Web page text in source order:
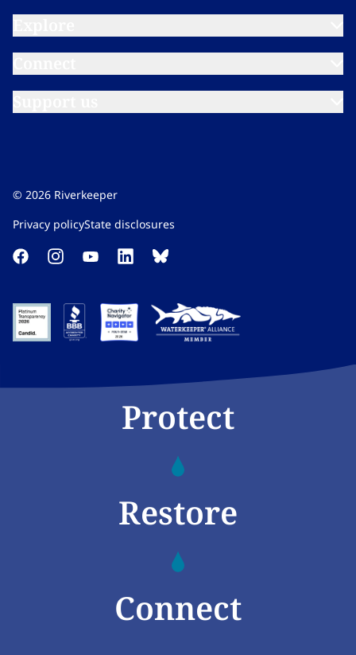
© 2026 Riverkeeper
Privacy policy​​​​‌ ‍ ​‍​‍‌‍ ‌ ​‍‌‍‍‌‌‍‌ ‌‍‍‌‌‍ ‍​‍​‍​ ‍‍​‍​‍‌ ​ ‌‍​‌‌‍ ‍‌‍‍‌‌ ‌​‌ ‍‌​‍ ‍‌‍‍‌‌‍ ​‍​‍​‍ ​​‍​‍‌‍‍​‌ ​‍‌‍‌‌‌‍‌‍​‍​‍​ ‍‍​‍​‍‌‍‍​‌ ‌​‌ ‌​‌ ​​‌ ​ ​ ‍‍​‍ ​‍ ‌‍​ ‌‍ ‌‌ ​ ​‍ ‍‌‍ ‌‌‍​‌‌‍‍‌‌‍ ‍​‍ ‍​ ​‍​ ​​​ ​‍​ ‌​‌ ​‍‌‍‌‌‌‍‌​‌‍‌‌‌ ​ ‌‍‍‌‌‍‌ ‌‍ ‍​‍ ‍‌ ​‍‌‍‍‌‌ ‌‍‌‍‌‌‌ ​‍‌‍‍ ‌‍‌‌‌‍‌‌‌ ​​‌‍‌‌‌ ​‍​‍ ‍‌‍ ‌ ​‍‌‍‌ ​‍ ‌‍‍‌‌‍ ‍‌ ‌​‌‍‌‌‌‍ ‍‌ ‌​​‍ ‌‍‌‌‌‍‌​‌‍‍‌‌ ‌​​‍ ‌‍ ‌‌‍ ‌‍‌​‌‍‌‌​ ‌‌ ​​‌ ​‍‌‍‌‌‌ ​ ‌‍‌‌‌‍ ‍‌ ‌​‌‍​‌‌ ‌​‌‍‍‌‌‍ ‌‍ ‍​ ‍ ‌‍‍‌‌‍‌​​ ‌‌‍‌‍‌‍ ‌‍ ‌ ‌​‌‍‌‌‌ ​‍​ ‍ ‌ ‌​‌ ‍‌‌ ​​‌‍‌‌​ ‌‌‍‌‍‌‍ ‌‍ ‌ ‌​‌‍‌‌‌ ​‍​ ‍ ‌ ​​‌‍​‌‌ ‌​‌‍‍​​ ‌‌‍​‌‌‍‌​‌‍‌​‌‍‍‌‌ ‌​‌‍‍‌‌‍ ‌‍ ‍‌‍​‌‌‍ ​‌​ ​‌‍‍‌‌‍ ‍‌‍‍ ‌ ​ ​‍‌‌​ ‌‌‌​​‍‌‌ ‌‍‍ ‌‍‌‌‌ ‍‌​‍‌‌​ ​ ‌​‌​​‍‌‌​ ​ ‌​‌​​‍‌‌​ ​‍​ ​‍‌‍​ ‌‍‌‍​ ​​​ ​‍​ ​‌​ ‌‍​ ‍‌​ ‌​​ ‌​‌‍​‌​ ​‍‌‍​ ​‍‌‌​ ​‍​ ​‍​‍‌‌​ ‌‌‌​‌​​‍ ‍‌ ‌​‌‍‌‌‌ ‍​‌ ‌​​ ‌‍​‍‌‍​‌‌ ​ ‌‍‌‌‌‌‌‌‌ ​‍‌‍ ​​ ‌‌‍‍​‌ ‌​‌ ‌​‌ ​​‌ ​ ​‍‌‌​ ​ ‌​​‌​‍‌‌​ ​‍‌​‌‍​‍‌‌​ ​‍‌​‌‍‌‍​ ‌‍ ‌‌ ​ ​‍ ‍‌‍ ‌‌‍​‌‌‍‍‌‌‍ ‍​‍ ‍​ ​‍​ ​​​ ​‍​ ‌​‌ ​‍‌‍‌‌‌‍‌​‌‍‌‌‌ ​ ‌‍‍‌‌‍‌ ‌‍ ‍​‍ ‍‌ ​‍‌‍‍‌‌ ‌‍‌‍‌‌‌ ​‍‌‍‍ ‌‍‌‌‌‍‌‌‌ ​​‌‍‌‌‌ ​‍​‍ ‍‌‍ ‌ ​‍‌‍‌ ​‍‌‍‌‍‍‌‌‍‌​​ ‌‌‍‌‍‌‍ ‌‍ ‌ ‌​‌‍‌‌‌ ​‍​‍‌‍‌ ‌​‌ ‍‌‌ ​​‌‍‌‌​ ‌‌‍‌‍‌‍ ‌‍ ‌ ‌​‌‍‌‌‌ ​‍​‍‌‍‌ ​​‌‍​‌‌ ‌​‌‍‍​​ ‌‌‍​‌‌‍‌​‌‍‌​‌‍‍‌‌ ‌​‌‍‍‌‌‍ ‌‍ ‍‌‍​‌‌‍ ​‌​ ​‌‍‍‌‌‍ ‍‌‍‍ ‌ ​ ​‍‌‌​ ‌‌‌​​‍‌‌ ‌‍‍ ‌‍‌‌‌ ‍‌​‍‌‌​ ​ ‌​‌​​‍‌‌​ ​ ‌​‌​​‍‌‌​ ​‍​ ​‍‌‍​ ‌‍‌‍​ ​​​ ​‍​ ​‌​ ‌‍​ ‍‌​ ‌​​ ‌​‌‍​‌​ ​‍‌‍​ ​‍‌‌​ ​‍​ ​‍​‍‌‌​ ‌‌‌​‌​​‍ ‍‌ ‌​‌‍‌‌‌ ‍​‌ ‌​​‍‌‍‌ ​​‌‍‌‌‌ ​‍‌ ​ ‌ ​​‌‍‌‌‌‍​ ‌ ‌​‌‍‍‌‌ ‌‍‌‍‌‌​ ‌‌ ​​‌ ‌‌‌‍​‍‌‍ ​‌‍‍‌‌ ​ ‌‍‍​‌‍‌‌‌‍‌​​‍​‍‌ ‌State disclosures​​​​‌ ‍ ​‍​‍‌‍ ‌ ​‍‌‍‍‌‌‍‌ ‌‍‍‌‌‍ ‍​‍​‍​ ‍‍​‍​‍‌ ​ ‌‍​‌‌‍ ‍‌‍‍‌‌ ‌​‌ ‍‌​‍ ‍‌‍‍‌‌‍ ​‍​‍​‍ ​​‍​‍‌‍‍​‌ ​‍‌‍‌‌‌‍‌‍​‍​‍​ ‍‍​‍​‍‌‍‍​‌ ‌​‌ ‌​‌ ​​‌ ​ ​ ‍‍​‍ ​‍ ‌‍​ ‌‍ ‌‌ ​ ​‍ ‍‌‍ ‌‌‍​‌‌‍‍‌‌‍ ‍​‍ ‍​ ​‍​ ​​​ ​‍​ ‌​‌ ​‍‌‍‌‌‌‍‌​‌‍‌‌‌ ​ ‌‍‍‌‌‍‌ ‌‍ ‍​‍ ‍‌ ​‍‌‍‍‌‌ ‌‍‌‍‌‌‌ ​‍‌‍‍ ‌‍‌‌‌‍‌‌‌ ​​‌‍‌‌‌ ​‍​‍ ‍‌‍ ‌ ​‍‌‍‌ ​‍ ‌‍‍‌‌‍ ‍‌ ‌​‌‍‌‌‌‍ ‍‌ ‌​​‍ ‌‍‌‌‌‍‌​‌‍‍‌‌ ‌​​‍ ‌‍ ‌‌‍ ‌‍‌​‌‍‌‌​ ‌‌ ​​‌ ​‍‌‍‌‌‌ ​ ‌‍‌‌‌‍ ‍‌ ‌​‌‍​‌‌ ‌​‌‍‍‌‌‍ ‌‍ ‍​ ‍ ‌‍‍‌‌‍‌​​ ‌‌‍‌‍‌‍ ‌‍ ‌ ‌​‌‍‌‌‌ ​‍​ ‍ ‌ ‌​‌ ‍‌‌ ​​‌‍‌‌​ ‌‌‍‌‍‌‍ ‌‍ ‌ ‌​‌‍‌‌‌ ​‍​ ‍ ‌ ​​‌‍​‌‌ ‌​‌‍‍​​ ‌‌‍​‌‌‍‌​‌‍‌​‌‍‍‌‌ ‌​‌‍‍‌‌‍ ‌‍ ‍‌‍​‌‌‍ ​‌​ ​‌‍‍‌‌‍ ‍‌‍‍ ‌ ​ ​‍‌‌​ ‌‌‌​​‍‌‌ ‌‍‍ ‌‍‌‌‌ ‍‌​‍‌‌​ ​ ‌​‌​​‍‌‌​ ​ ‌​‌​​‍‌‌​ ​‍​ ​‍​ ‌‍‌‍​ ‌‍‌‌​ ‍​‌‍‌‌​ ​​‌‍‌​​ ​‍‌‍​‌​ ‌​​ ‍​​ ‍​​‍‌‌​ ​‍​ ​‍​‍‌‌​ ‌‌‌​‌​​‍ ‍‌ ‌​‌‍‌‌‌ ‍​‌ ‌​​ ‌‍​‍‌‍​‌‌ ​ ‌‍‌‌‌‌‌‌‌ ​‍‌‍ ​​ ‌‌‍‍​‌ ‌​‌ ‌​‌ ​​‌ ​ ​‍‌‌​ ​ ‌​​‌​‍‌‌​ ​‍‌​‌‍​‍‌‌​ ​‍‌​‌‍‌‍​ ‌‍ ‌‌ ​ ​‍ ‍‌‍ ‌‌‍​‌‌‍‍‌‌‍ ‍​‍ ‍​ ​‍​ ​​​ ​‍​ ‌​‌ ​‍‌‍‌‌‌‍‌​‌‍‌‌‌ ​ ‌‍‍‌‌‍‌ ‌‍ ‍​‍ ‍‌ ​‍‌‍‍‌‌ ‌‍‌‍‌‌‌ ​‍‌‍‍ ‌‍‌‌‌‍‌‌‌ ​​‌‍‌‌‌ ​‍​‍ ‍‌‍ ‌ ​‍‌‍‌ ​‍‌‍‌‍‍‌‌‍‌​​ ‌‌‍‌‍‌‍ ‌‍ ‌ ‌​‌‍‌‌‌ ​‍​‍‌‍‌ ‌​‌ ‍‌‌ ​​‌‍‌‌​ ‌‌‍‌‍‌‍ ‌‍ ‌ ‌​‌‍‌‌‌ ​‍​‍‌‍‌ ​​‌‍​‌‌ ‌​‌‍‍​​ ‌‌‍​‌‌‍‌​‌‍‌​‌‍‍‌‌ ‌​‌‍‍‌‌‍ ‌‍ ‍‌‍​‌‌‍ ​‌​ ​‌‍‍‌‌‍ ‍‌‍‍ ‌ ​ ​‍‌‌​ ‌‌‌​​‍‌‌ ‌‍‍ ‌‍‌‌‌ ‍‌​‍‌‌​ ​ ‌​‌​​‍‌‌​ ​ ‌​‌​​‍‌‌​ ​‍​ ​‍​ ‌‍‌‍​ ‌‍‌‌​ ‍​‌‍‌‌​ ​​‌‍‌​​ ​‍‌‍​‌​ ‌​​ ‍​​ ‍​​‍‌‌​ ​‍​ ​‍​‍‌‌​ ‌‌‌​‌​​‍ ‍‌ ‌​‌‍‌‌‌ ‍​‌ ‌​​‍‌‍‌ ​​‌‍‌‌‌ ​‍‌ ​ ‌ ​​‌‍‌‌‌‍​ ‌ ‌​‌‍‍‌‌ ‌‍‌‍‌‌​ ‌‌ ​​‌ ‌‌‌‍​‍‌‍ ​‌‍‍‌‌ ​ ‌‍‍​‌‍‌‌‌‍‌​​‍​‍‌ ‌
Protect
Restore
Connect